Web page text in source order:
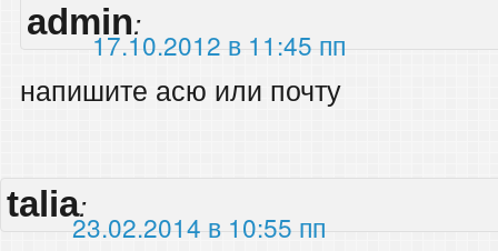
admin:
17.10.2012 в 11:45 пп
напишите асю или почту
talia:
23.02.2014 в 10:55 пп